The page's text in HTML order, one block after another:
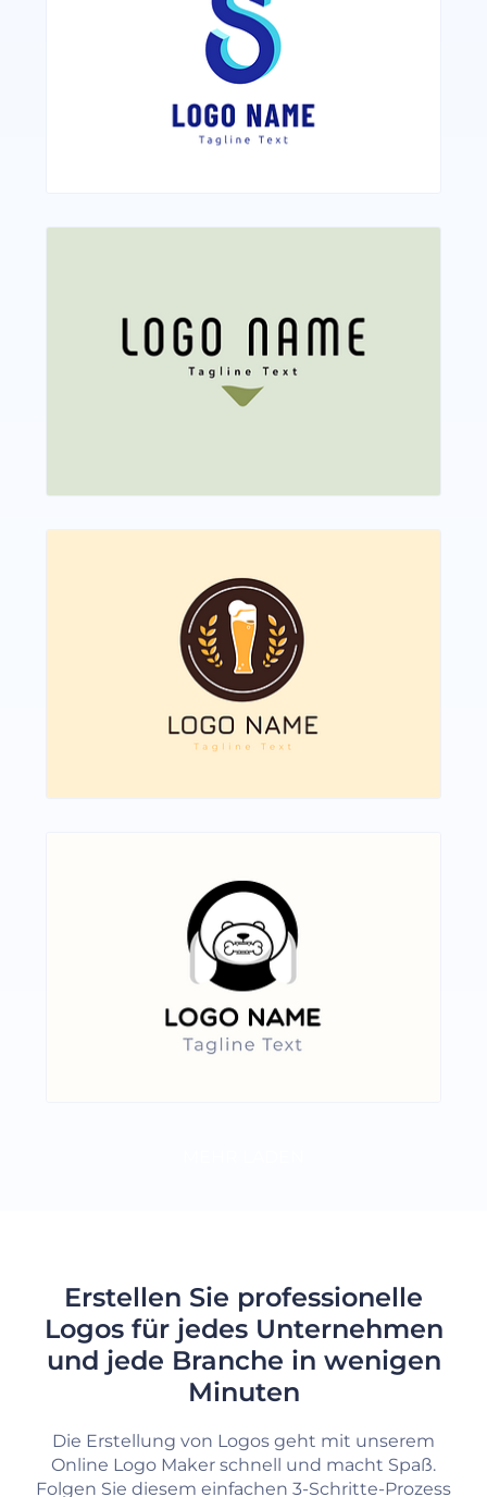
Erstellen Sie professionelle
Logos für jedes Unternehmen
und jede Branche in wenigen
Minuten
Die Erstellung von Logos geht mit unserem
Online Logo Maker schnell und macht Spaß.
Folgen Sie diesem einfachen 3-Schritte-Prozess